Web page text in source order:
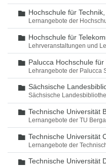
Ordner
Hochschule für
Lernangebote der
Ordner
Hochschule für
Lehrveranstaltungen und
Ordner
Palucca Hochschule für
Lehrangebote der Palucca
Ordner
Sächsische
Sächsische
Ordner
Technische Universität
Lernangebote der TU
Ordner
Technische Universität
Lernangebote der
Ordner
Technische Universität